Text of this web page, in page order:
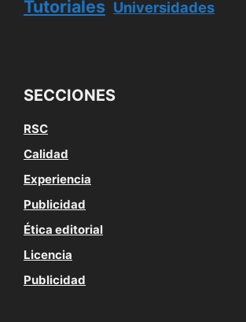
Tutoriales Universidades
SECCIONES
RSC
Calidad
Experiencia
Publicidad
Ética editorial
Licencia
Publicidad